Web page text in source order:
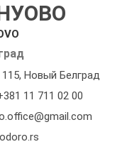
Новый Белград
11 711 02 00